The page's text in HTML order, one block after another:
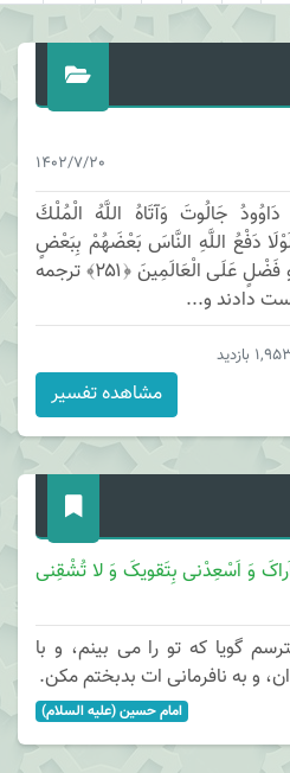
1402/7/20
جَالُوتَ وَآتَاهُ اللَّهُ الْمُلْكَ
اللَّهِ النَّاسَ بَعْضَهُمْ بِبَعْضٍ
لَفَسَدَتِ الْأَرْضُ وَلَكِنَّ اللَّهَ ذُو فَضْلٍ عَلَى الْعَالَمِينَ ﴿۲۵۱﴾ ترجمه
و...
مشاهده تفسیر
بِتَقویکَ وَ لا تُشْقِنی
که تو را می بینم، و با
نافرمانی ات بدبختم مکن.
امام حسین (علیه السلام)